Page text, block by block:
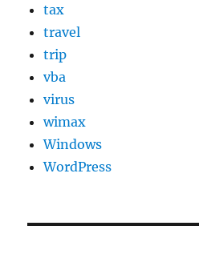
tax
travel
trip
vba
virus
wimax
Windows
WordPress